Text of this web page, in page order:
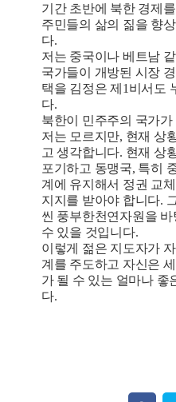
기간 초반에 북한 경제
주민들의 삶의 짊을 향
다.
저는 중국이나 베트남
국가들이 개방된 시장
택을 김정은 제1비서도
다.
북한이 민주주의 국가가
저는 모르지만, 현재 상
고 생각합니다. 현재 상
포기하고 동맹국, 특히
계에 유지해서 정권 교
지지를 받아야 합니다.
씬 풍부한천연자원을
수 있을 것입니다.
이렇게 젊은 지도자가
계를 주도하고 자신은
가 될 수 있는 얼마나 좋
다.